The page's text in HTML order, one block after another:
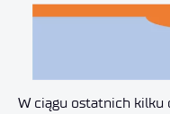
W ciągu ostatnich kilku